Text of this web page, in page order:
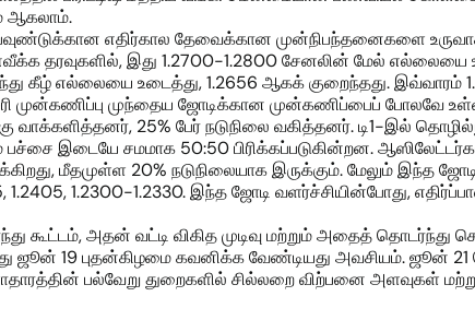
ஆகலாம்.
எதிர்கால தேவைக்கான முன்நிபந்தனைகளை
தரவுகளில், இது 1.2700-1.2800 சேனலின் மேல் எல்லையை
கீழ் எல்லையை உடைத்து, 1.2656 ஆகக் குறைந்தது. இவ்வாரம்
முன்கணிப்பு முந்தைய ஜோடிக்கான முன்கணிப்பைப் போலவே
வாக்களித்தனர், 25% பேர் நடுநிலை வகித்தனர். டி1-இல்
பச்சை இடையே சமமாக 50:50 பிரிக்கப்படுகின்றன.
மீதமுள்ள 20% நடுநிலையாக இருக்கும். மேலும் இந்த
1.2300-1.2330. இந்த ஜோடி வளர்ச்சியின்போது,
கூட்டம், அதன் வட்டி விகித முடிவு மற்றும் அதைத் தொடர்ந்து
ஜூன் 19 புதன்கிழமை கவனிக்க வேண்டியது அவசியம். ஜூன்
பல்வேறு துறைகளில் சில்லறை விற்பனை அளவுகள்